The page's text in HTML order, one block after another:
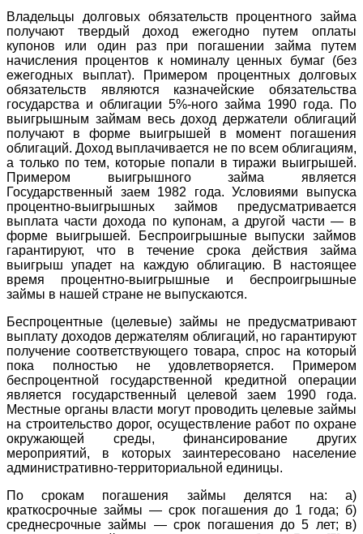
Владельцы долговых обязательств процентного займа
получают твердый доход ежегодно путем оплаты
купонов или один раз при погашении займа путем
начисления процентов к номиналу ценных бумаг (без
ежегодных выплат). Примером процентных долговых
обязательств являются казначейские обязательства
государства и облигации 5%-ного займа 1990 года. По
выигрышным займам весь доход держатели облигаций
получают в форме выигрышей в момент погашения
облигаций. Доход выплачивается не по всем облигациям,
а только по тем, которые попали в тиражи выигрышей.
Примером выигрышного займа является
Государственный заем 1982 года. Условиями выпуска
процентно-выигрышных займов предусматривается
выплата части дохода по купонам, а другой части — в
форме выигрышей. Беспроигрышные выпуски займов
гарантируют, что в течение срока действия займа
выигрыш упадет на каждую облигацию. В настоящее
время процентно-выигрышные и беспроигрышные
займы в нашей стране не выпускаются.
Беспроцентные (целевые) займы не предусматривают
выплату доходов держателям облигаций, но гарантируют
получение соответствующего товара, спрос на который
пока полностью не удовлетворяется. Примером
беспроцентной государственной кредитной операции
является государственный целевой заем 1990 года.
Местные органы власти могут проводить целевые займы
на строительство дорог, осуществление работ по охране
окружающей среды, финансирование других
мероприятий, в которых заинтересовано население
административно-территориальной единицы.
По срокам погашения займы делятся на: а)
краткосрочные займы — срок погашения до 1 года; б)
среднесрочные займы — срок погашения до 5 лет; в)